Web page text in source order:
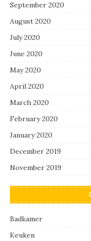
September 2020
August 2020
July 2020
June 2020
May 2020
April 2020
March 2020
February 2020
January 2020
December 2019
November 2019
Badkamer
Keuken